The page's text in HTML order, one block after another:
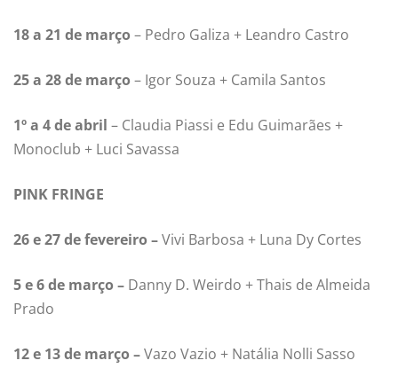
18 a 21 de março – Pedro Galiza + Leandro Castro
25 a 28 de março – Igor Souza + Camila Santos
1º a 4 de abril – Claudia Piassi e Edu Guimarães +
Monoclub + Luci Savassa
PINK FRINGE
26 e 27 de fevereiro –Vivi Barbosa + Luna Dy Cortes
5 e 6 de março – Danny D. Weirdo + Thais de Almeida
Prado
12 e 13 de março –Vazo Vazio + Natália Nolli Sasso